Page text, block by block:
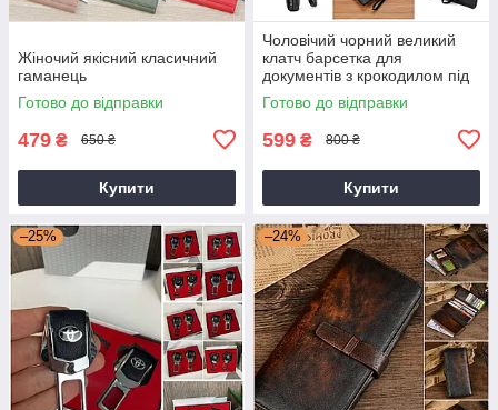
Жіночий якісний класичний
гаманець
Готово до відправки
479 ₴ 650 ₴
Купити
Чоловічий чорний великий
клатч барсетка для
документів з крокодилом під
рептилію
Готово до відправки
599 ₴ 800 ₴
Купити
–25% –24%